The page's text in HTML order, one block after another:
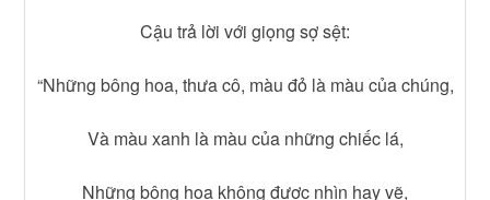
Cậu trả lời với giọng sợ sệt:
“Những bông hoa, thưa cô, màu đỏ là màu của chúng,
Và màu xanh là màu của những chiếc lá,
Những bông hoa không được nhìn hay vẽ,